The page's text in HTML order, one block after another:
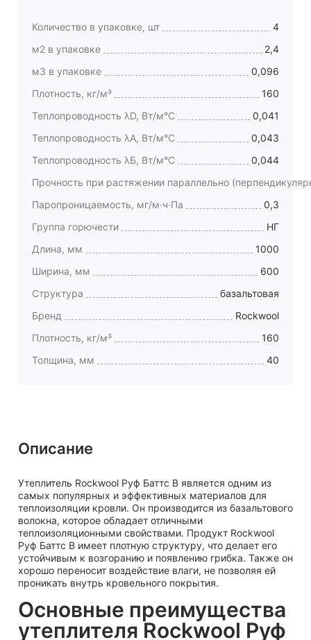
Количество в упаковке, шт
4
м2 в упаковке
2,4
м3 в упаковке
0,096
Плотность, кг/м³
160
Теплопроводность λD, Вт/м°C
0,041
Теплопроводность λА, Вт/м°C
0,043
Теплопроводность λБ, Вт/м°C
0,044
Прочность при растяжении параллельно
Паропроницаемость, мг/м·ч·Па
0,3
Группа горючести
НГ
Длина, мм
1000
Ширина, мм
600
Структура
базальтовая
Бренд
Rockwool
Плотность, кг/м³
160
Толщина, мм
40
Описание
Утеплитель Rockwool Руф Баттс В является одним из
самых популярных и эффективных материалов для
теплоизоляции кровли. Он производится из базальтового
волокна, которое обладает отличными
теплоизоляционными свойствами. Продукт Rockwool
Руф Баттс В имеет плотную структуру, что делает его
устойчивым к возгоранию и появлению грибка. Также он
хорошо переносит воздействие влаги, не позволяя ей
проникать внутрь кровельного покрытия.
Основные преимущества
утеплителя Rockwool Руф